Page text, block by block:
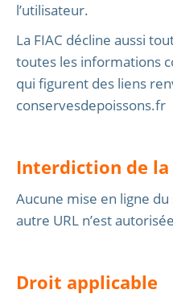
l’utilisateur.
La FIAC décline aussi
toutes les informations
qui figurent des liens
conservesdepoissons.fr
Interdiction de la
Aucune mise en ligne
autre URL n’est
Droit applicable